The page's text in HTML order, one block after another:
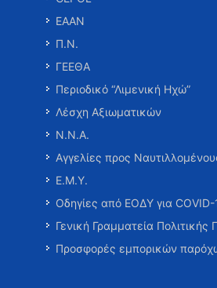
ΕΑΑΝ
Π.Ν.
ΓΕΕΘΑ
Περιοδικό “Λιμενική Ηχώ”
Λέσχη Αξιωματικών
Ν.Ν.Α.
Αγγελίες προς
Ε.Μ.Υ.
Οδηγίες από ΕΟΔΥ για COVID-
Γενική Γραμματεία Πολιτικής
Προσφορές εμπορικών